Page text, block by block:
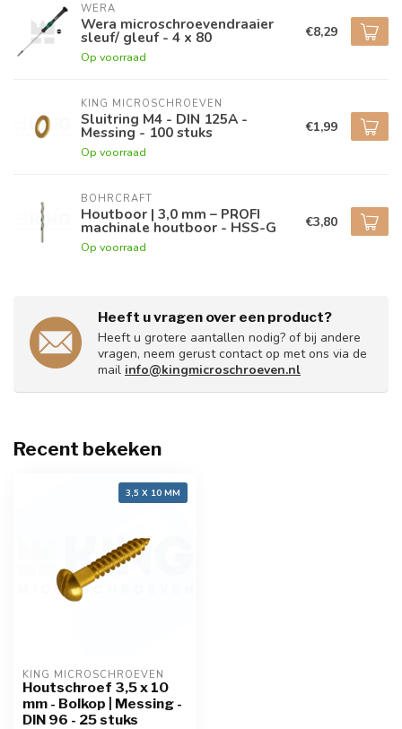
WERA
Wera microschroevendraaier
sleuf/ gleuf - 4 x 80
Op voorraad
€8,29
KING MICROSCHROEVEN
Sluitring M4 - DIN 125A -
Messing - 100 stuks
Op voorraad
€1,99
BOHRCRAFT
Houtboor | 3,0 mm – PROFI
machinale houtboor - HSS-G
Op voorraad
€3,80
Heeft u vragen over een product?
Heeft u grotere aantallen nodig? of bij andere
vragen, neem gerust contact op met ons via de
mail info@kingmicroschroeven.nl
Recent bekeken
3,5 X 10 MM
KING MICROSCHROEVEN
Houtschroef 3,5 x 10
mm - Bolkop | Messing -
DIN 96 - 25 stuks